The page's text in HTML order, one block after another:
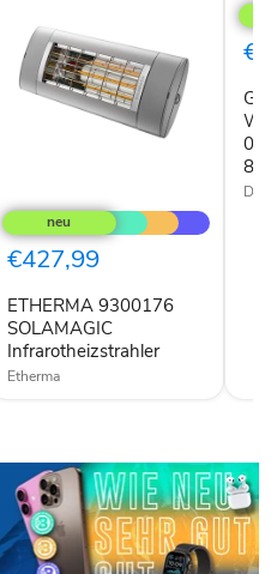
9300176
SOLAMAGIC
Infrarotheizstrahler
€427,99
ETHERMA 9300176
SOLAMAGIC
Infrarotheizstrahler
Etherma
3
BY
802
S